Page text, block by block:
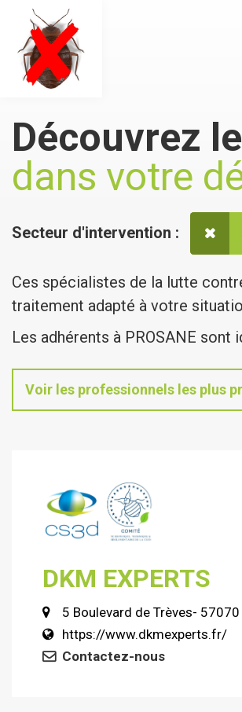
Découvrez
dans votre
Secteur d'intervention :
Ces spécialistes de la lutte
traitement adapté à votre
Les adhérents à PROSANE
Voir les professionnels les plus
DKM EXPERTS
5 Boulevard de Trèves- 57070
https://www.dkmexperts.fr/
Contactez-nous